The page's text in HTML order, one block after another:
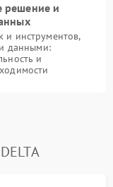
решение и
и инструментов,
данными:
и